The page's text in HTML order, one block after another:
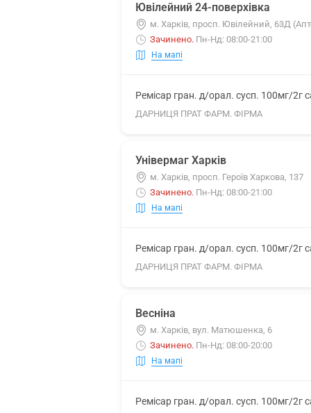
Ювілейний 24-поверхівка
м. Харків, просп. Ювілейний, 63Д
Зачинено. Пн-Нд: 08:00-21:00
На мапі
Ремісар гран. д/орал. сусп. 100мг/2г
ДАРНИЦЯ ПРАТ ФАРМ. ФІРМА
Універмаг Харків
м. Харків, просп. Героїв Харкова, 137
Зачинено. Пн-Нд: 08:00-21:00
На мапі
Ремісар гран. д/орал. сусп. 100мг/2г
ДАРНИЦЯ ПРАТ ФАРМ. ФІРМА
Весніна
м. Харків, вул. Матюшенка, 6
Зачинено. Пн-Нд: 08:00-20:00
На мапі
Ремісар гран. д/орал. сусп. 100мг/2г